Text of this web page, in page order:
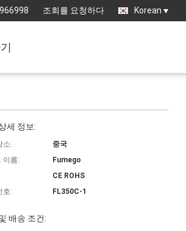
조회를 요청하다 Korean
세 정보:
소:
중국
이름:
Fumego
CE ROHS
호:
FL350C-1
배송 조건: